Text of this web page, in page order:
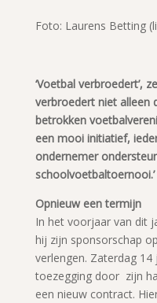
Foto: Laurens Betting
‘Voetbal verbroedert’,
verbroedert niet alleen
betrokken
een mooi initiatief,
ondernemer
schoolvoetbaltoernooi.’
Opnieuw een termijn
In het voorjaar van dit
hij zijn sponsorschap
verlengen. Zaterdag
toezegging door zijn
een nieuw contract.